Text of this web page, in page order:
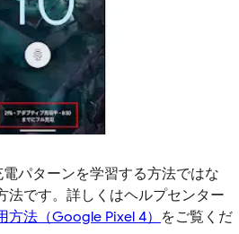
パターンを学習する方法ではな
法です。詳しくはヘルプセンター
法（Google Pixel 4） をご覧くだ